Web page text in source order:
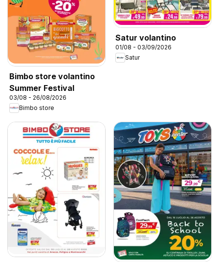
Bimbo store volantino
Summer Festival
03/08 - 26/08/2026
Bimbo store
Satur volantino
01/08 - 03/09/2026
Satur